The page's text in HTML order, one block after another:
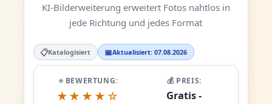
KI-Bilderweiterung erweitert Fotos nahtlos in
jede Richtung und jedes Format
📋Katalogisiert 📅Aktualisiert: 07.08.2026
⭐ BEWERTUNG:
★★★★☆
💰 PREIS:
Gratis -